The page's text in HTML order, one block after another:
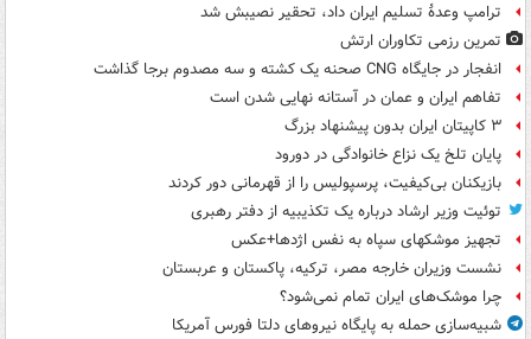
ترامپ وعدۀ تسلیم ایران داد، تحقیر نصیبش شد
تمرین رزمی تکاوران ارتش
انفجار در جایگاه CNG صحنه یک کشته و سه مصدوم برجا گذاشت
تفاهم ایران و عمان در آستانه نهایی شدن است
۳ کاپیتان ایران بدون پیشنهاد بزرگ
پایان تلخ یک نزاع خانوادگی در دورود
بازیکنان بی‌کیفیت، پرسپولیس را از قهرمانی دور کردند
توئیت وزیر ارشاد درباره یک تکذیبیه از دفتر رهبری
تجهیز موشکهای سپاه به نفس اژدها+عکس
نشست وزیران خارجه مصر، ترکیه، پاکستان و عربستان
چرا موشک‌های ایران تمام نمی‌شود؟
شبیه‌سازی حمله به پایگاه نیروهای دلتا فورس آمریکا